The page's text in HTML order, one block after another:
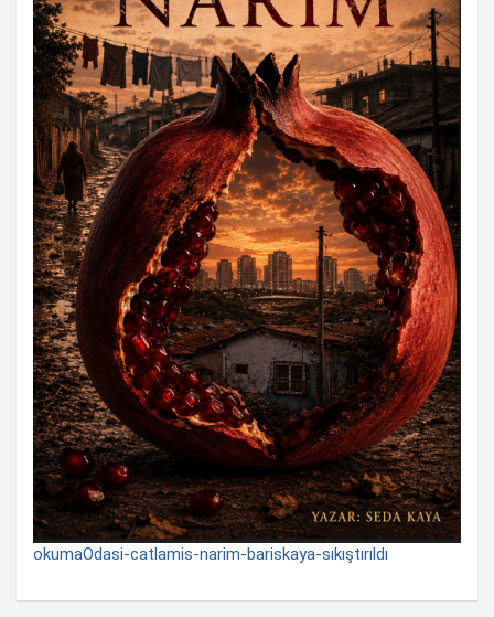
okumaOdasi-catlamis-narim-bariskaya-sıkıştırıldı